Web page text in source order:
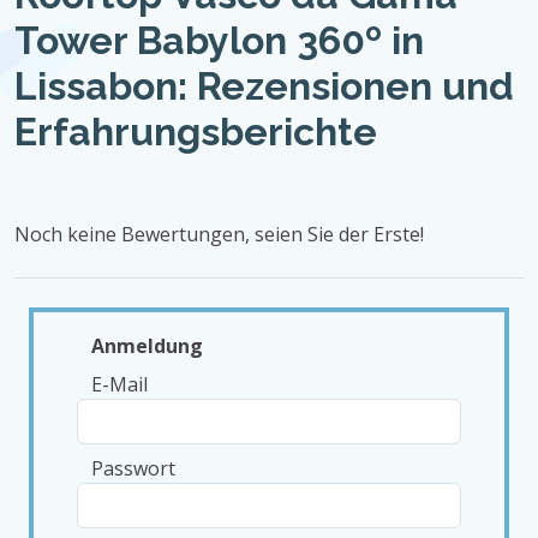
Tower Babylon 360º in
Lissabon: Rezensionen und
Erfahrungsberichte
Noch keine Bewertungen, seien Sie der Erste!
Anmeldung
E-Mail
Passwort